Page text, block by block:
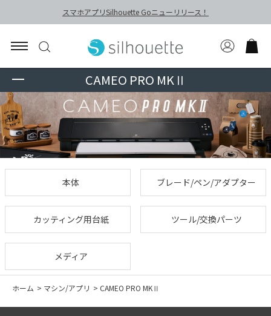
スマホアプリSilhouette Goニューリリース！
CAMEO PRO MKⅡ
本体 ブレード/ペン/アダプター
カッティング用台紙 ツール/交換パーツ
メディア
ホーム > マシン/アプリ > CAMEO PRO MKⅡ